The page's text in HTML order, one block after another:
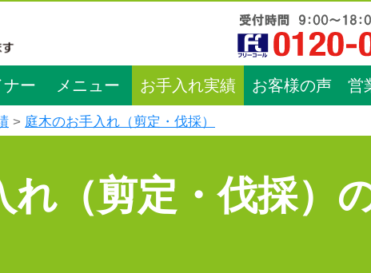
ナー メニュー お手入れ実績 お客様の声 営
庭木のお手入れ（剪定・伐採）
れ（剪定・伐採）